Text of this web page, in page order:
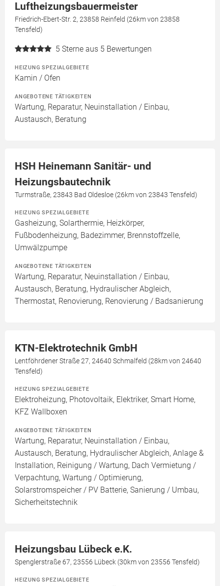
Luftheizungsbauermeister
Friedrich-Ebert-Str. 2, 23858 Reinfeld (26km von 23858
Tensfeld)
5 Sterne aus 5 Bewertungen
HEIZUNG SPEZIALGEBIETE
Kamin / Ofen
ANGEBOTENE TÄTIGKEITEN
Wartung, Reparatur, Neuinstallation / Einbau,
Austausch, Beratung
HSH Heinemann Sanitär- und
Heizungsbautechnik
Turmstraße, 23843 Bad Oldesloe (26km von 23843 Tensfeld)
HEIZUNG SPEZIALGEBIETE
Gasheizung, Solarthermie, Heizkörper,
Fußbodenheizung, Badezimmer, Brennstoffzelle,
Umwälzpumpe
ANGEBOTENE TÄTIGKEITEN
Wartung, Reparatur, Neuinstallation / Einbau,
Austausch, Beratung, Hydraulischer Abgleich,
Thermostat, Renovierung, Renovierung / Badsanierung
KTN-Elektrotechnik GmbH
Lentföhrdener Straße 27, 24640 Schmalfeld (28km von 24640
Tensfeld)
HEIZUNG SPEZIALGEBIETE
Elektroheizung, Photovoltaik, Elektriker, Smart Home,
KFZ Wallboxen
ANGEBOTENE TÄTIGKEITEN
Wartung, Reparatur, Neuinstallation / Einbau,
Austausch, Beratung, Hydraulischer Abgleich, Anlage &
Installation, Reinigung / Wartung, Dach Vermietung /
Verpachtung, Wartung / Optimierung,
Solarstromspeicher / PV Batterie, Sanierung / Umbau,
Sicherheitstechnik
Heizungsbau Lübeck e.K.
Spenglerstraße 67, 23556 Lübeck (30km von 23556 Tensfeld)
HEIZUNG SPEZIALGEBIETE